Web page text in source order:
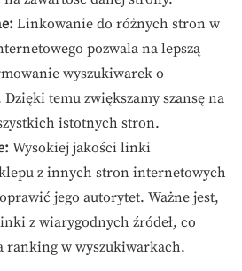
Linkowanie do różnych stron w
pozwala na lepszą
wyszukiwarek o
temu zwiększamy szansę na
istotnych stron.
Wysokiej jakości linki
z innych stron internetowych
jego autorytet. Ważne jest,
z wiarygodnych źródeł, co
ranking w wyszukiwarkach.